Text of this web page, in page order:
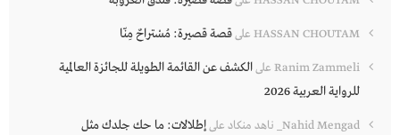
HASSAN CHOUTAM علىقصة قصيرة: مُسْتراحٌ مِنّا
Ranim Zammeli علىالكشف عن القائمة الطويلة للجائزة العالمية
للرواية العربية 2026
Nahid Mengad_ ناهد منكاد علىإطلالات: ما حك جلدك مثل